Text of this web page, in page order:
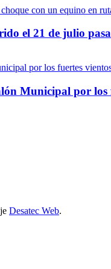
el 21 de julio
Municipal por los
Desatec Web.